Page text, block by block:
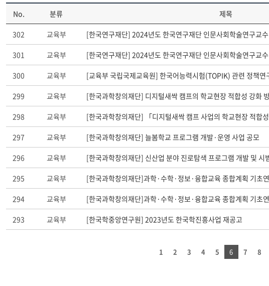
No. 분류 제목
302 교육부 [한국연구재단] 2024년도 한국연구재단 인문사회학술연구교
301 교육부 [한국연구재단] 2024년도 한국연구재단 인문사회학술연구교
300 교육부 [교육부 국립국제교육원] 한국어능력시험(TOPIK) 관련 정책연
299 교육부 [한국과학창의재단] 디지털새싹 캠프의 학교현장 적합성 강화
298 교육부 [한국과학창의재단] 「디지털새싹 캠프 사업의 학교현장 적합
297 교육부 [한국과학창의재단] 늘봄학교 프로그램 개발·운영 사업 공모
296 교육부 [한국과학창의재단] 신산업 분야 진로탐색 프로그램 개발 및 시
295 교육부 [한국과학창의재단]과학·수학·정보·융합교육 종합계획 기초
294 교육부 [한국과학창의재단]과학·수학·정보·융합교육 종합계획 기초
293 교육부 [한국학중앙연구원] 2023년도 한국학진흥사업 재공고
1 2 3 4 5 6 7 8